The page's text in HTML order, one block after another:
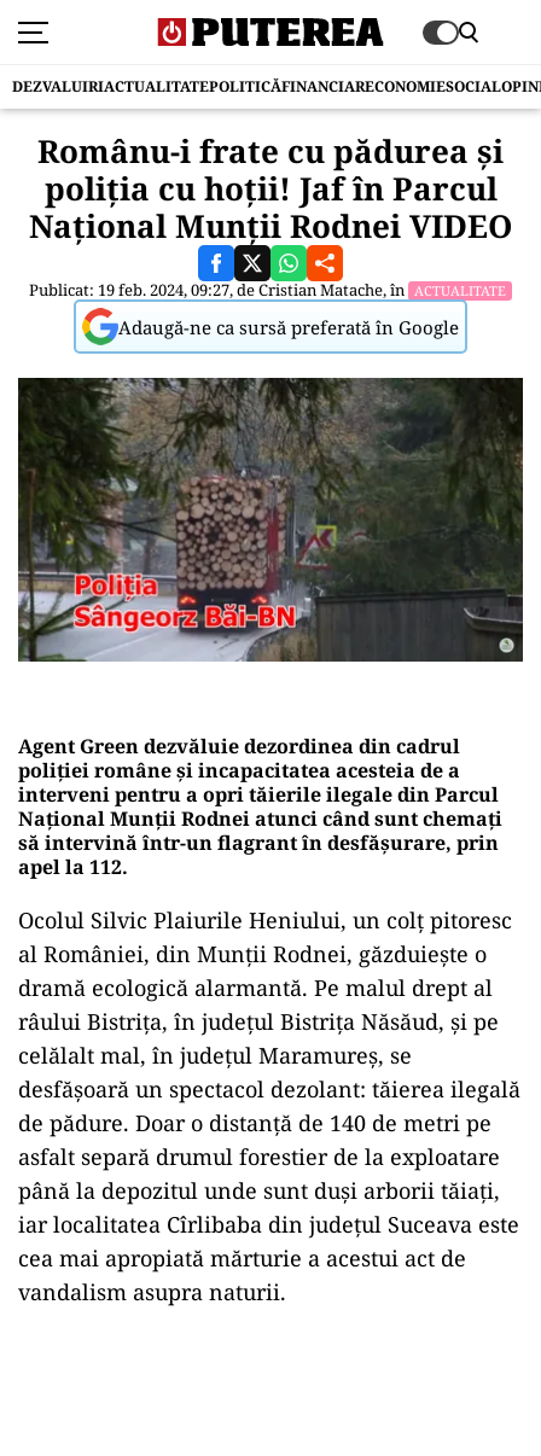
DEZVALUIRIACTUALITATEPOLITICĂFINANCIARECONOMIESOCIAL
Românu-i frate cu pădurea și
poliția cu hoții! Jaf în Parcul
Național Munții Rodnei VIDEO
Publicat: 19 feb. 2024, 09:27, deCristian Matache, în ACTUALITATE
Adaugă-ne ca sursă preferată în Google
Agent Green dezvăluie dezordinea din cadrul
poliției române și incapacitatea acesteia de a
interveni pentru a opri tăierile ilegale din Parcul
Național Munții Rodnei atunci când sunt chemați
să intervină într-un flagrant în desfășurare, prin
apel la 112.
Ocolul Silvic Plaiurile Heniului, un colț pitoresc
al României, din Munții Rodnei, găzduiește o
dramă ecologică alarmantă. Pe malul drept al
râului Bistrița, în județul Bistrița Năsăud, și pe
celălalt mal, în județul Maramureș, se
desfășoară un spectacol dezolant: tăierea ilegală
de pădure. Doar o distanță de 140 de metri pe
asfalt separă drumul forestier de la exploatare
până la depozitul unde sunt duși arborii tăiați,
iar localitatea Cîrlibaba din județul Suceava este
cea mai apropiată mărturie a acestui act de
vandalism asupra naturii.